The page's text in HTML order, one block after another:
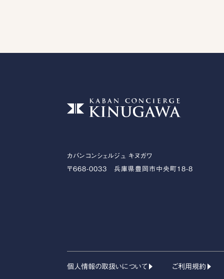
カバンコンシェルジュ キヌガワ
〒668-0033 兵庫県豊岡市中央町18-8
個人情報の取扱いについて ご利用規約